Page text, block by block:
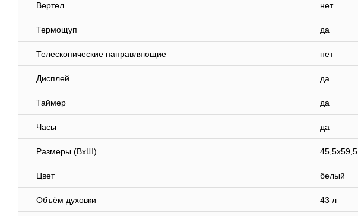
Вертел нет
Термощуп да
Телескопические направляющие нет
Дисплей да
Таймер да
Часы да
Размеры (ВхШ)
Цвет белый
Объём духовки 43 л